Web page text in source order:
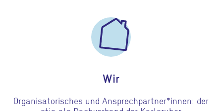
Gehe zu Wir
Wir
Organisatorisches und Ansprechpartner*innen: der